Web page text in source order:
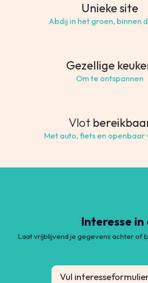
Unieke site
Abdij in het groen, binnen
Gezellige
Om te ontspannen
Vlot
Met auto, fiets en
Interesse
Laat vrijblijvend je gegevens achter of
Vul